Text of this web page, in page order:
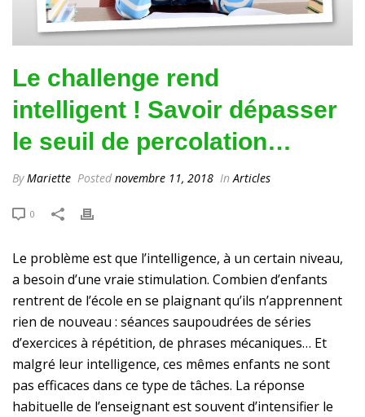
Le challenge rend
intelligent ! Savoir dépasser
le seuil de percolation…
ByMariette Posted novembre 11, 2018 In Articles
0
Le problème est que l’intelligence, à un certain niveau,
a besoin d’une vraie stimulation. Combien d’enfants
rentrent de l’école en se plaignant qu’ils n’apprennent
rien de nouveau : séances saupoudrées de séries
d’exercices à répétition, de phrases mécaniques… Et
malgré leur intelligence, ces mêmes enfants ne sont
pas efficaces dans ce type de tâches. La réponse
habituelle de l’enseignant est souvent d’intensifier le